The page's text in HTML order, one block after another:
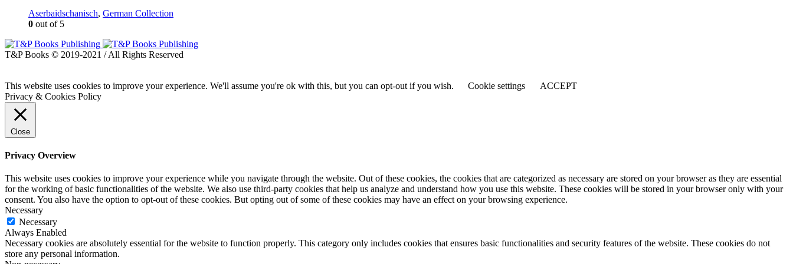
Aserbaidschanisch, German Collection
0 out of 5
T&P Books © 2019-2021 / All Rights Reserved
This website uses cookies to improve your experience. We'll assume you're ok with this, but you can opt-out if you wish. Cookie settings
ACCEPT
Privacy & Cookies Policy
Close
Privacy Overview
This website uses cookies to improve your experience while you navigate through the website. Out of these cookies, the cookies that are categorized as necessary are stored on your browser as they are essential
for the working of basic functionalities of the website. We also use third-party cookies that help us analyze and understand how you use this website. These cookies will be stored in your browser only with your
consent. You also have the option to opt-out of these cookies. But opting out of some of these cookies may have an effect on your browsing experience.
Necessary
Necessary
Always Enabled
Necessary cookies are absolutely essential for the website to function properly. This category only includes cookies that ensures basic functionalities and security features of the website. These cookies do not
store any personal information.